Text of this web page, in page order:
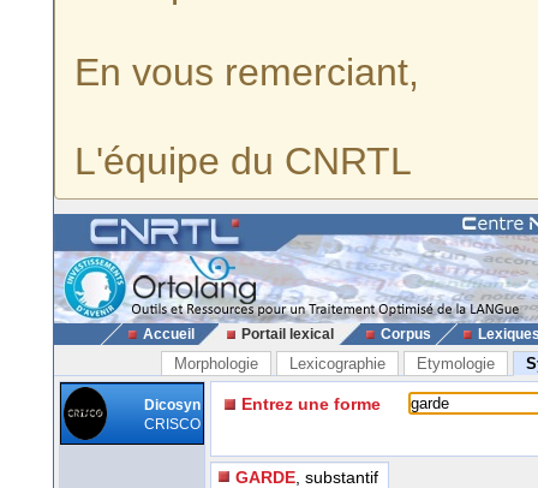
En vous remerciant,
L'équipe du CNRTL
Accueil Portail lexical Corpus
Morphologie Lexicographie Etymologie
Dicosyn
CRISCO
Entrez une forme
GARDE , substantif